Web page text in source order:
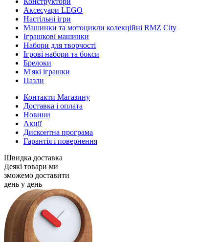
Аксесуари LEGO
Настільні ігри
Машинки та мотоцикли колекційні RMZ City
Іграшкові машинки
Набори для творчості
Ігрові набори та бокси
Брелоки
М'які іграшки
Пазли
Контакти Магазину
Доставка і оплата
Новини
Акції
Дисконтна програма
Гарантія і повернення
Швидка доставка
Деякі товари ми
зможемо доставити
день у день